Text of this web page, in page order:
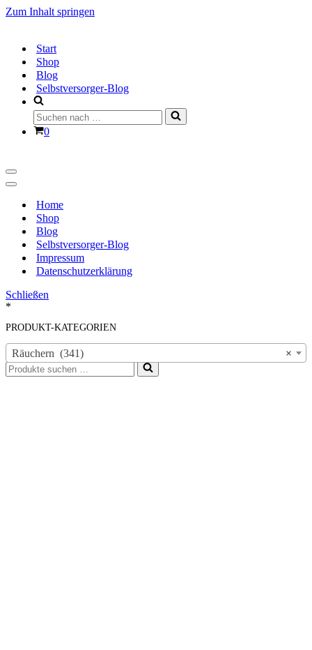
Zum Inhalt springen
Start
Shop
Blog
Selbstversorger-Blog
Suchen
nach …
Warenkorb
0
Navigationsmenü
Navigationsmenü
Home
Shop
Blog
Selbstversorger-Blog
Impressum
Datenschutzerklärung
Schließen
*
PRODUKT-KATEGORIEN
×
Räuchern (341)
Suchen
nach …